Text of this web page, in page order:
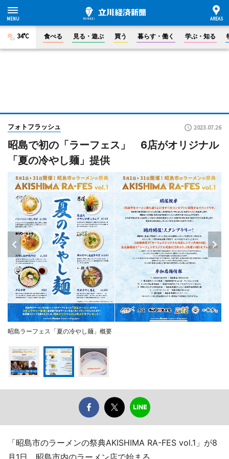
34°C 食べる 見る・遊ぶ 買う 暮らす・働く 学ぶ・知る
フォトフラッシュ 2023.07.26
昭島で初の「ラーフェス」 6店がオリジナル
「夏の冷やし麺」提供
昭島ラーフェス「夏の冷やし麺」概要
「昭島市のラーメンの祭典AKISHIMA RA-FES vol.1」が8
月1日、昭島市内のラーメン店で始まる。